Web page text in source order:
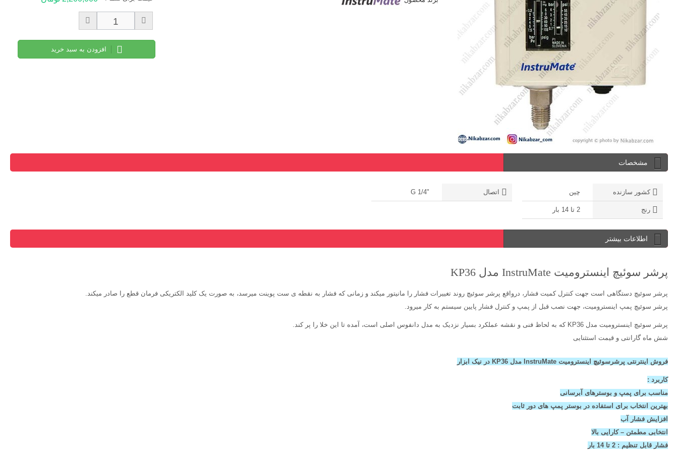
افزودن به سبد خرید
مشخصات
کشور سازنده چین اتصال "1/4 G
رنج 2 تا 14 بار
اطلاعات بیشتر
پرشر سوئیچ اینسترومیت InstruMate مدل KP36
پرشر سوئیچ دستگاهی است جهت کنترل کمیت فشار، درواقع پرشر سوئیچ روند تغییرات فشار را مانیتور میکند و زمانی که فشار به نقطه ی ست پوینت میرسد، به صورت یک کلید الکتریکی فرمان قطع را صادر میکند.
پرشر سوئیچ پمپ اینسترومیت، جهت نصب قبل از پمپ و کنترل فشار پایین سیستم به کار میرود.
پرشر سوئیچ اینسترومیت مدل KP36 که به لحاظ فنی و نقشه عملکرد بسیار نزدیک به مدل دانفوس اصلی است، آمده تا این خلا را پر کند.
شش ماه گارانتی و قیمت استثنایی
فروش اینترنتی پرشرسوئیچ اینسترومیت InstruMate مدل KP36 در نیک ابزار
کاربرد :
مناسب برای پمپ و بوسترهای آبرسانی
بهترین انتخاب برای استفاده در بوستر پمپ های دور ثابت
افزایش فشار آب
انتخابی مطمئن – کارایی بالا
فشار قابل تنظیم : 2 تا 14 بار